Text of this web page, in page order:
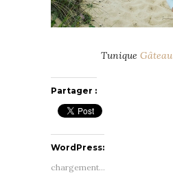
Tunique Gâteau
Partager :
WordPress:
chargement…